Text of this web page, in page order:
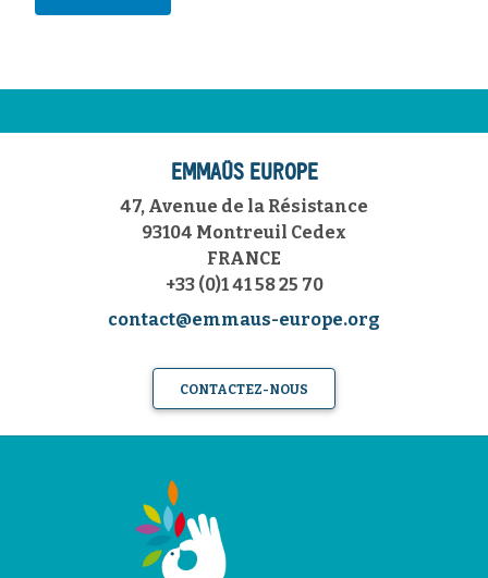
EMMAÜS EUROPE
47, Avenue de la Résistance
93104 Montreuil Cedex
FRANCE
+33 (0)1 41 58 25 70
contact@emmaus-europe.org
CONTACTEZ-NOUS